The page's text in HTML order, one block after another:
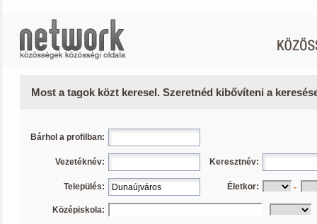
Most a tagok közt keresel. Szeretnéd kibővíteni a
Bárhol a profilban:
Vezetéknév: Keresztnév:
Település: Életkor: -
Középiskola: